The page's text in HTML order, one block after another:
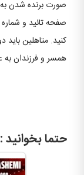
صورت برنده شدن به
صفحه تائید و
کنید. متاهلین باید
همسر و فرزندان به
حتما بخوانید :